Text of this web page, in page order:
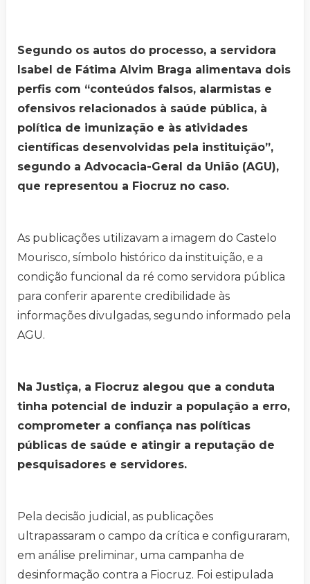
Segundo os autos do processo, a servidora
Isabel de Fátima Alvim Braga alimentava dois
perfis com “conteúdos falsos, alarmistas e
ofensivos relacionados à saúde pública, à
política de imunização e às atividades
científicas desenvolvidas pela instituição”,
segundo a Advocacia-Geral da União (AGU),
que representou a Fiocruz no caso.
As publicações utilizavam a imagem do Castelo
Mourisco, símbolo histórico da instituição, e a
condição funcional da ré como servidora pública
para conferir aparente credibilidade às
informações divulgadas, segundo informado pela
AGU.
Na Justiça, a Fiocruz alegou que a conduta
tinha potencial de induzir a população a erro,
comprometer a confiança nas políticas
públicas de saúde e atingir a reputação de
pesquisadores e servidores.
Pela decisão judicial, as publicações
ultrapassaram o campo da crítica e configuraram,
em análise preliminar, uma campanha de
desinformação contra a Fiocruz. Foi estipulada